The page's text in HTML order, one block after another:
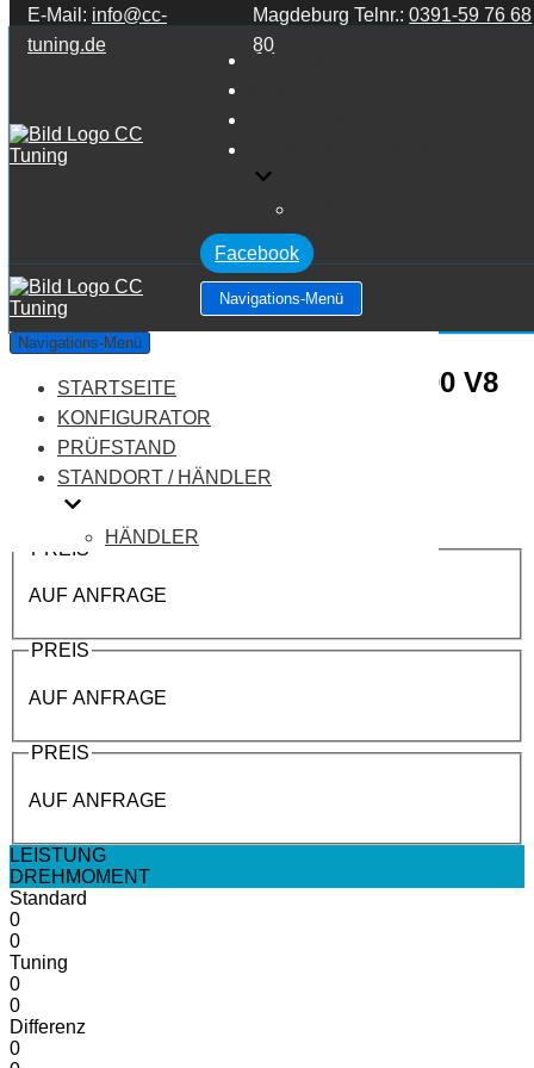
Zum Inhalt springen
E-Mail: info@cc-
tuning.de
Magdeburg Telnr.:0391-59 76 68
80
STARTSEITE
Facebook
Navigations-Menü
Navigations-Menü
STARTSEITE
KONFIGURATOR
PRÜFSTAND
STANDORT / HÄNDLER
HÄNDLER
Mercedes Benz G Klasse
W461/W462/W463 G Klasse G500 V8
5.0
Leistung:296 PS
Drehmoment:
Benziner
PREIS
AUF ANFRAGE
PREIS
AUF ANFRAGE
PREIS
AUF ANFRAGE
LEISTUNG
DREHMOMENT
Standard
0
0
Tuning
0
0
Differenz
0